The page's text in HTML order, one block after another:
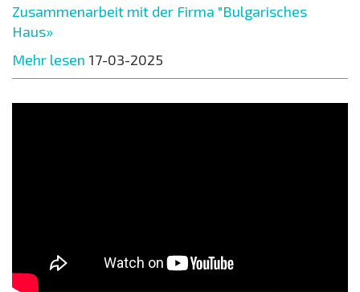
Zusammenarbeit mit der Firma "Bulgarisches
Haus»
Mehr lesen 17-03-2025